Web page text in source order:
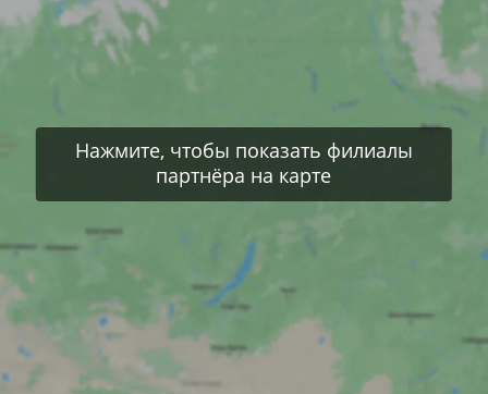
Нажмите, чтобы показать филиалы
партнёра на карте